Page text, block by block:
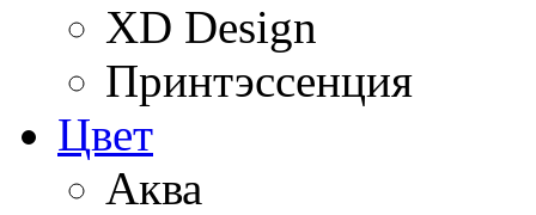
XD Design
Принтэссенция
Цвет
Аква